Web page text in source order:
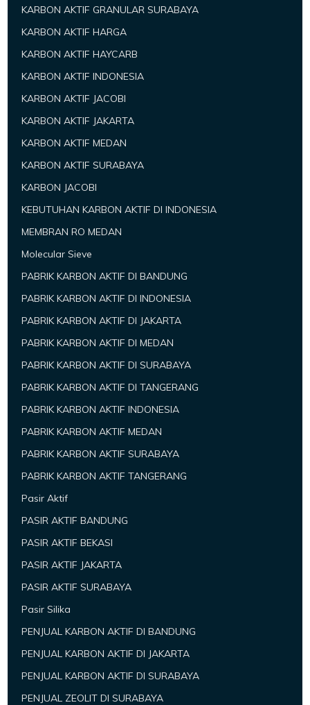
KARBON AKTIF GRANULAR SURABAYA
KARBON AKTIF HARGA
KARBON AKTIF HAYCARB
KARBON AKTIF INDONESIA
KARBON AKTIF JACOBI
KARBON AKTIF JAKARTA
KARBON AKTIF MEDAN
KARBON AKTIF SURABAYA
KARBON JACOBI
KEBUTUHAN KARBON AKTIF DI INDONESIA
MEMBRAN RO MEDAN
Molecular Sieve
PABRIK KARBON AKTIF DI BANDUNG
PABRIK KARBON AKTIF DI INDONESIA
PABRIK KARBON AKTIF DI JAKARTA
PABRIK KARBON AKTIF DI MEDAN
PABRIK KARBON AKTIF DI SURABAYA
PABRIK KARBON AKTIF DI TANGERANG
PABRIK KARBON AKTIF INDONESIA
PABRIK KARBON AKTIF MEDAN
PABRIK KARBON AKTIF SURABAYA
PABRIK KARBON AKTIF TANGERANG
Pasir Aktif
PASIR AKTIF BANDUNG
PASIR AKTIF BEKASI
PASIR AKTIF JAKARTA
PASIR AKTIF SURABAYA
Pasir Silika
PENJUAL KARBON AKTIF DI BANDUNG
PENJUAL KARBON AKTIF DI JAKARTA
PENJUAL KARBON AKTIF DI SURABAYA
PENJUAL ZEOLIT DI SURABAYA